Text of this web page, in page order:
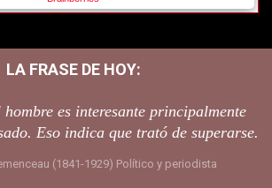
LA FRASE DE HOY:
es interesante principalmente
Eso indica que trató de superarse.
(1841-1929) Político y periodista